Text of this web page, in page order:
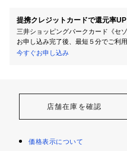
提携クレジットカードで還元率UP
三井ショッピングパークカード《セ
お申し込み完了後、最短５分でご利用
今すぐお申し込み
店舗在庫を確認
価格表示について